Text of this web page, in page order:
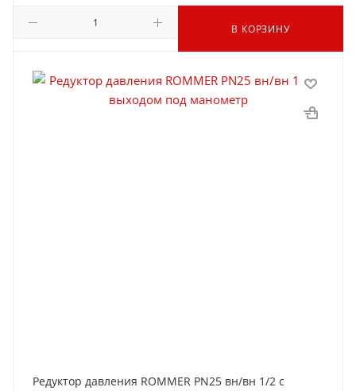
В КОРЗИНУ
Редуктор давления ROMMER PN25 вн/вн 1/2 с